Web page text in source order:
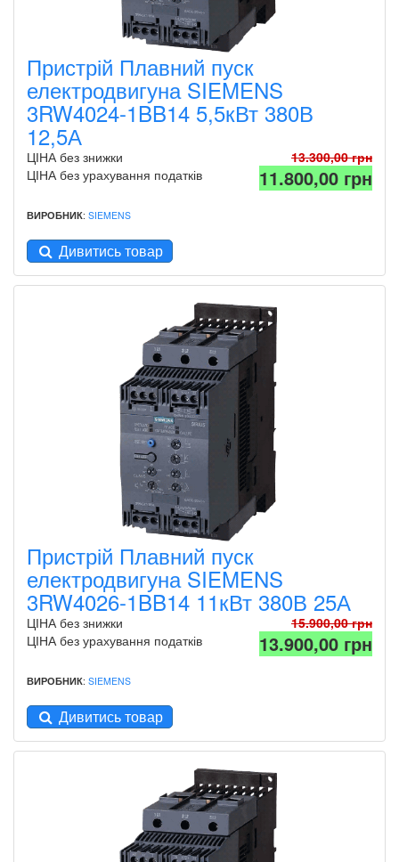
Пристрій Плавний пуск
електродвигуна SIEMENS
3RW4024-1BB14 5,5кВт 380В
12,5А
ЦІНА без знижки
13.300,00 грн
ЦІНА без урахування податків
11.800,00 грн
ВИРОБНИК: SIEMENS
Дивитись товар
Пристрій Плавний пуск
електродвигуна SIEMENS
3RW4026-1BB14 11кВт 380В 25А
ЦІНА без знижки
15.900,00 грн
ЦІНА без урахування податків
13.900,00 грн
ВИРОБНИК: SIEMENS
Дивитись товар